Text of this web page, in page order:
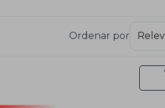
Ordenar por